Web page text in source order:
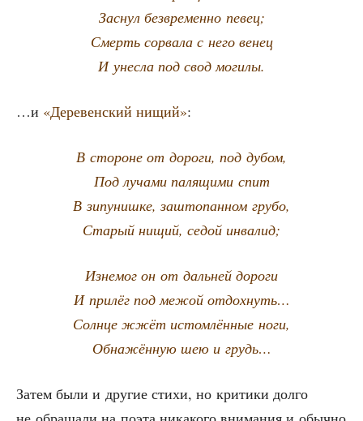
Заснул без­вре­мен­но певец;
Смерть сорва­ла с него венец
И унес­ла под свод могилы.
…и «Дере­вен­ский нищий»:
В сто­роне от доро­ги, под дубом,
Под луча­ми паля­щи­ми спит
В зипу­ниш­ке, зашто­пан­ном грубо,
Ста­рый нищий, седой инвалид;
Изне­мог он от даль­ней дороги
И при­лёг под межой отдохнуть…
Солн­це жжёт истом­лён­ные ноги,
Обна­жён­ную шею и грудь…
Затем были и дру­гие сти­хи, но кри­ти­ки дол­го